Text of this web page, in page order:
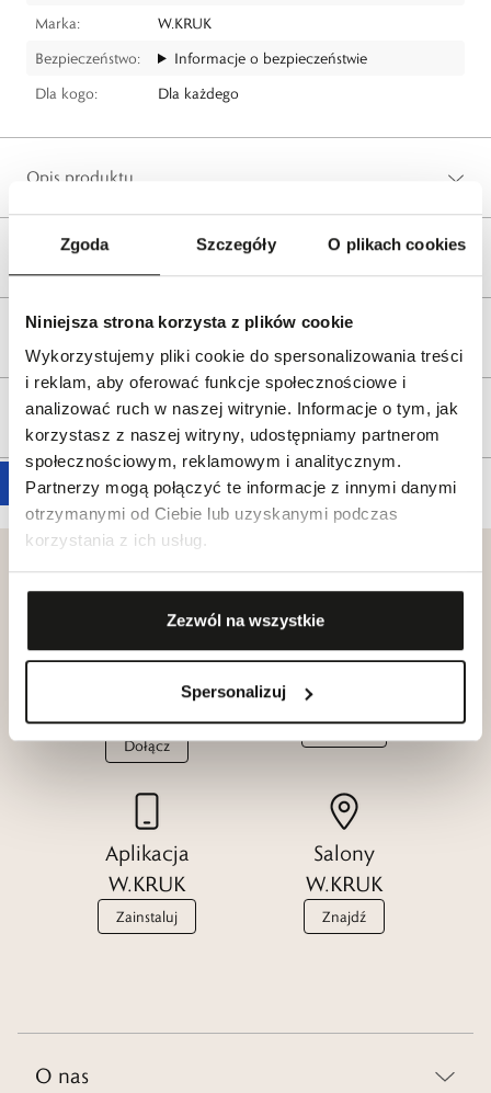
Zgoda Szczegóły O plikach cookies
Niniejsza strona korzysta z plików cookie
Wykorzystujemy pliki cookie do spersonalizowania treści
i reklam, aby oferować funkcje społecznościowe i
analizować ruch w naszej witrynie. Informacje o tym, jak
korzystasz z naszej witryny, udostępniamy partnerom
społecznościowym, reklamowym i analitycznym.
Partnerzy mogą połączyć te informacje z innymi danymi
otrzymanymi od Ciebie lub uzyskanymi podczas
korzystania z ich usług.
Zezwól na wszystkie
Spersonalizuj
Marka:
W.KRUK
Bezpieczeństwo:
Informacje o bezpieczeństwie
Dla kogo:
Dla każdego
Opis produktu
Wysyłka
Reklamacje i zwroty
Tagi
Klub dla
Przyjaciół
Dołącz
Katalogi
W.KRUK
Zobacz
Aplikacja
W.KRUK
Zainstaluj
Salony
W.KRUK
Znajdź
O nas